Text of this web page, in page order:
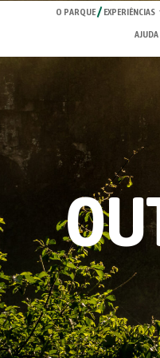
O PARQUE EXPERIÊNCIAS